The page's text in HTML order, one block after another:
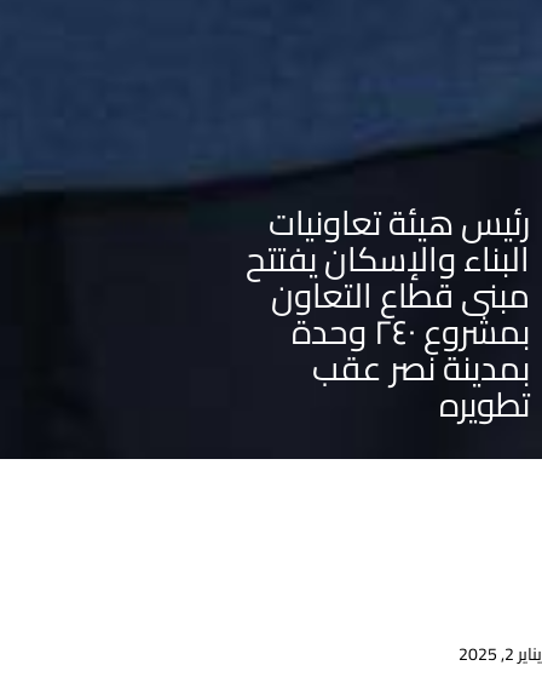
رئيس هيئة تعاونيات
البناء والإسكان يفتتح
مبنى قطاع التعاون
بمشروع ٢٤٠ وحدة
بمدينة نصر عقب
تطويره
يناير 2, 2025